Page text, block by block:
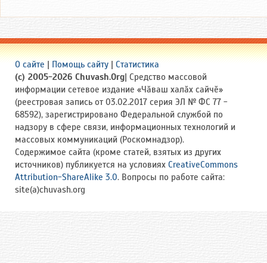
О сайте | Помощь сайту | Статистика
(c) 2005-2026 Chuvash.Org| Средство массовой
информации сетевое издание «Чӑваш халӑх сайчӗ»
(реестровая запись от 03.02.2017 серия ЭЛ № ФС 77 -
68592), зарегистрировано Федеральной службой по
надзору в сфере связи, информационных технологий и
массовых коммуникаций (Роскомнадзор).
Содержимое сайта (кроме статей, взятых из других
источников) публикуется на условиях CreativeCommons
Attribution-ShareAlike 3.0. Вопросы по работе сайта:
site(a)chuvash.org